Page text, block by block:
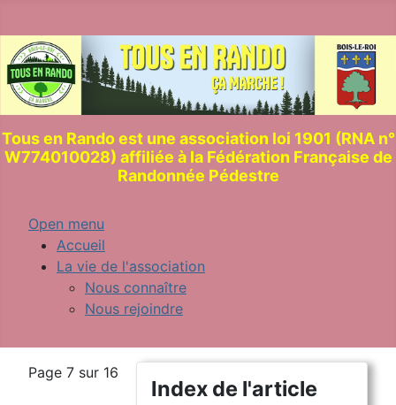
Tous en Rando est une association loi 1901 (RNA n°
W774010028) affiliée à la Fédération Française de
Randonnée Pédestre
Open menu
Accueil
La vie de l'association
Nous connaître
Nous rejoindre
Index de l'article
Page 7 sur 16